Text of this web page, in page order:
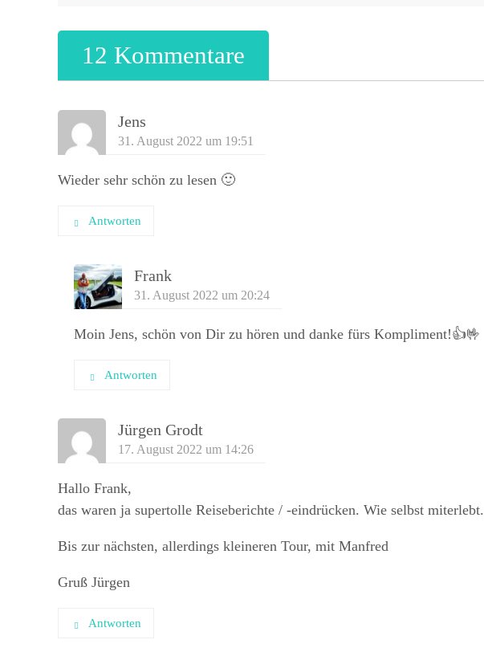
12 Kommentare
Jens
31. August 2022 um 19:51
Wieder sehr schön zu lesen 🙂
Antworten
Frank
31. August 2022 um 20:24
Moin Jens, schön von Dir zu hören und danke fürs Kompliment!👍🤟
Antworten
Jürgen Grodt
17. August 2022 um 14:26
Hallo Frank,
das waren ja supertolle Reiseberichte / -eindrücken. Wie selbst miterlebt.
Bis zur nächsten, allerdings kleineren Tour, mit Manfred
Gruß Jürgen
Antworten